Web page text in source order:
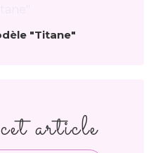
"Titane"
article